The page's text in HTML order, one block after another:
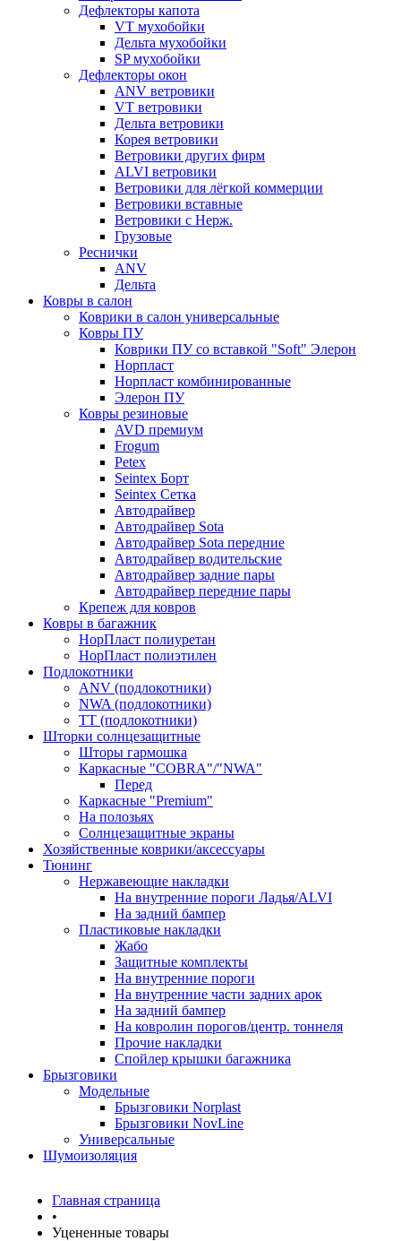
Дефлекторы капота
VT мухобойки
Дельта мухобойки
SP мухобойки
Дефлекторы окон
ANV ветровики
VT ветровики
Дельта ветровики
Корея ветровики
Ветровики других фирм
ALVI ветровики
Ветровики для лёгкой коммерции
Ветровики вставные
Ветровики с Нерж.
Грузовые
Реснички
ANV
Дельта
Ковры в салон
Коврики в салон универсальные
Ковры ПУ
Коврики ПУ со вставкой "Soft" Элерон
Норпласт
Норпласт комбинированные
Элерон ПУ
Ковры резиновые
AVD премиум
Frogum
Petex
Seintex Борт
Seintex Сетка
Автодрайвер
Автодрайвер Sota
Автодрайвер Sota передние
Автодрайвер водительские
Автодрайвер задние пары
Автодрайвер передние пары
Крепеж для ковров
Ковры в багажник
НорПласт полиуретан
НорПласт полиэтилен
Подлокотники
ANV (подлокотники)
NWA (подлокотники)
TT (подлокотники)
Шторки солнцезащитные
Шторы гармошка
Каркасные "COBRA"/"NWA"
Перед
Каркасные "Premium"
На полозьях
Солнцезащитные экраны
Хозяйственные коврики/аксессуары
Тюнинг
Нержавеющие накладки
На внутренние пороги Ладья/ALVI
На задний бампер
Пластиковые накладки
Жабо
Защитные комплекты
На внутренние пороги
На внутренние части задних арок
На задний бампер
На ковролин порогов/центр. тоннеля
Прочие накладки
Спойлер крышки багажника
Брызговики
Модельные
Брызговики Norplast
Брызговики NovLine
Универсальные
Шумоизоляция
Главная страница
•
Уцененные товары